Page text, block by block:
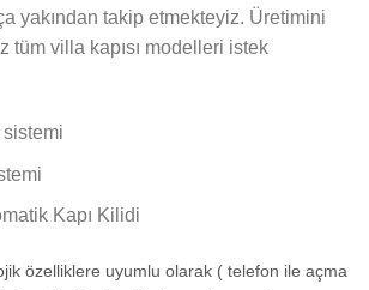
yakından takip etmekteyiz. Üretimini
tüm villa kapısı modelleri istek
Kapı Kilidi
özelliklere uyumlu olarak ( telefon ile açma